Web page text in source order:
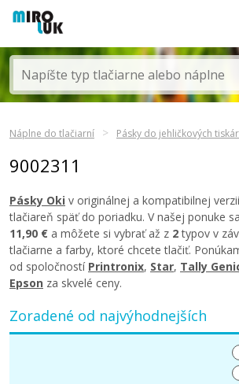
Náplne do tlačiarní Pásky do jehličkových
9002311
Pásky Oki v originálnej a kompatibilnej
tlačiareň späť do poriadku. V našej ponuke
11,90 € a môžete si vybrať až z 2typov v
tlačiarne a farby, ktoré chcete tlačiť.
od spoločností Printronix, Star, Tally
Epson za skvelé ceny.
Zoradené od najvýhodnejších